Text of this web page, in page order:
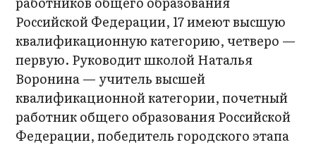
Российской Федерации, 17 имеют высшую
квалификационную категорию, четверо —
первую. Руководит школой Наталья
Воронина — учитель высшей
квалификационной категории, почетный
работник общего образования Российской
Федерации, победитель городского этапа